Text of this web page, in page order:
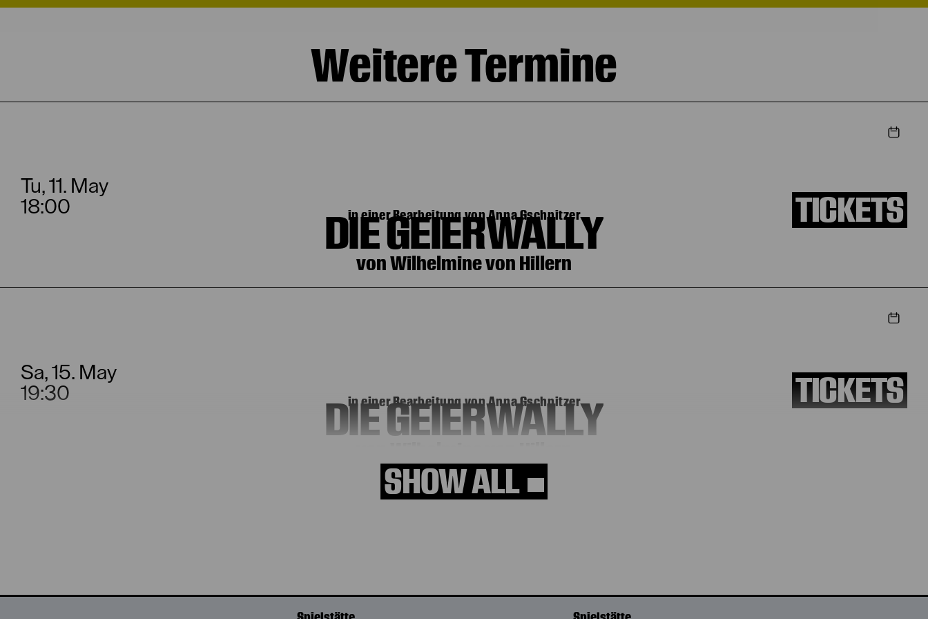
Weitere Termine
Tu, 11. May
18:00
DIE GEIERWALLY
von Wilhelmine von Hillern
in einer Bearbeitung von Anna Gschnitzer TICKETS
Sa, 15. May
19:30
DIE GEIERWALLY
in einer Bearbeitung von Anna Gschnitzer TICKETS
DIE GEIERWALLY
SHOW ALL